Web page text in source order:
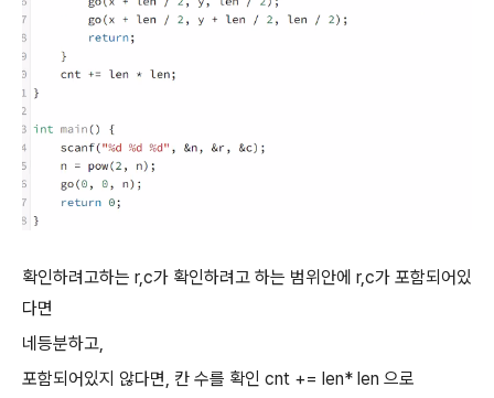
확인하려고하는 r,c가 확인하려고 하는 범위안에 r,c가 포함되어있
다면
네등분하고,
포함되어있지 않다면, 칸 수를 확인 cnt += len* len 으로